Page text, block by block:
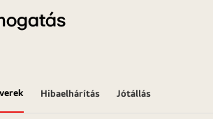
Hibaelhárítás Jótállás